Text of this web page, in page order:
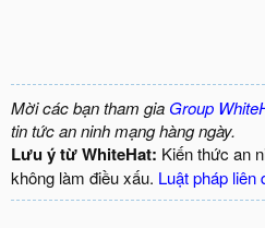
Mời các bạn tham gia Group
tin tức an ninh mạng hàng ngày.
Lưu ý từ WhiteHat: Kiến thức an
không làm điều xấu. Luật pháp liên